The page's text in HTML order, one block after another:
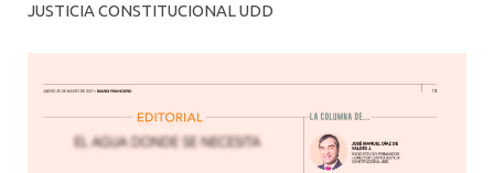
JUSTICIA CONSTITUCIONAL UDD